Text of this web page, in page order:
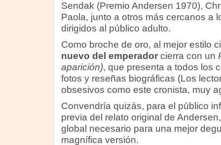
Sendak (Premio Andersen 1970),
Paola, junto a otros más cercanos a
dirigidos al público adulto.
Como broche de oro, al mejor estilo
nuevo del emperadorcierra con un
aparición), que presenta a todos los
fotos y reseñas biográficas (Los
obsesivos como este cronista, muy
Convendría quizás, para el público
previa del relato original de
global necesario para una mejor
magnífica versión.